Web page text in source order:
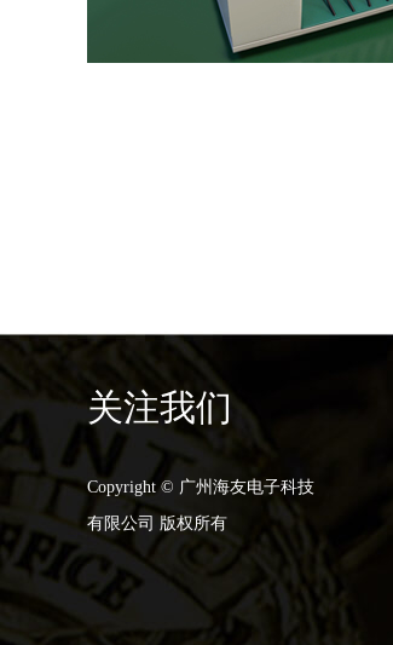
关注我们
Copyright © 广州海友电子科技
有限公司 版权所有